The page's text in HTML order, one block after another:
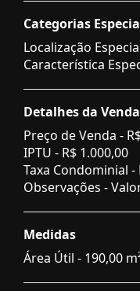
Categorias
Localização
Característica
Detalhes da Venda
Preço de Venda -
IPTU - R$ 1.000,00
Taxa Condominial -
Observações -
Medidas
Área Útil - 190,00